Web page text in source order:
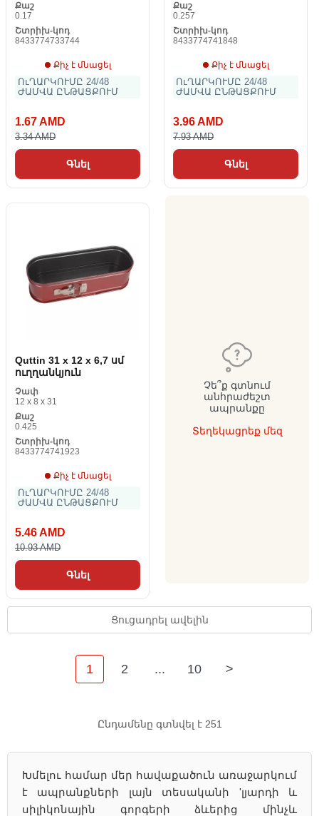
Քաշ
0.17
Շտրիխ-կոդ
8433774733744
Քիչ է մնացել
ՈւՂԱՐԿՈՒՄԸ 24/48
ԺԱՄՎԱ ԸՆԹԱՑՔՈՒՄ
1.67 AMD
3.34 AMD
Գնել
Քաշ
0.257
Շտրիխ-կոդ
8433774741848
Քիչ է մնացել
ՈւՂԱՐԿՈՒՄԸ 24/48
ԺԱՄՎԱ ԸՆԹԱՑՔՈՒՄ
3.96 AMD
7.93 AMD
Գնել
Quttin 31 x 12 x 6,7 սմ
ուղղանկյուն
Չափ
12 x 8 x 31
Քաշ
0.425
Շտրիխ-կոդ
8433774741923
Քիչ է մնացել
ՈւՂԱՐԿՈՒՄԸ 24/48
ԺԱՄՎԱ ԸՆԹԱՑՔՈՒՄ
5.46 AMD
10.93 AMD
Գնել
Չե՞ք գտնում
անհրաժեշտ
ապրանքը
Տեղեկացրեք մեզ
Ցուցադրել ավելին
1 2 ... 10 >
Ընդամենը գտնվել է 251
Խմելու համար մեր հավաքածուն առաջարկում
է ապրանքների լայն տեսականի 'լյարդի և
սիլիկոնային գորգերի ձևերից մինչև